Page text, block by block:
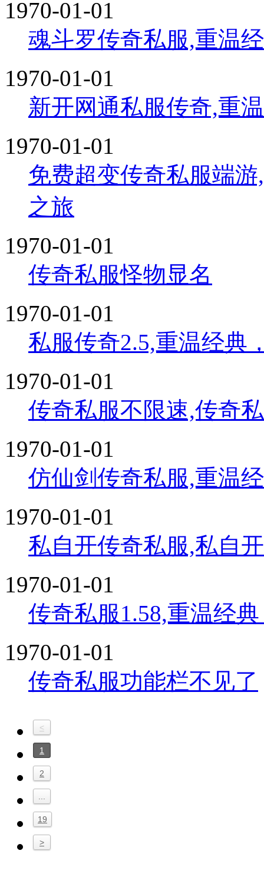
1970-01-01
魂斗罗传奇私服,重温
1970-01-01
新开网通私服传奇,重
1970-01-01
免费超变传奇私服端
之旅
1970-01-01
传奇私服怪物显名
1970-01-01
私服传奇2.5,重温经典
1970-01-01
传奇私服不限速,传奇
1970-01-01
仿仙剑传奇私服,重温
1970-01-01
私自开传奇私服,私自
1970-01-01
传奇私服1.58,重温经
1970-01-01
传奇私服功能栏不见了
<
1
2
19
>